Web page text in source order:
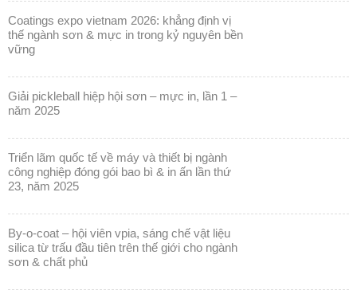
coatings expo vietnam 2026: khẳng định vị
thế ngành sơn & mực in trong kỷ nguyên bền
vững
giải pickleball hiệp hội sơn – mực in, lần 1 –
năm 2025
triển lãm quốc tế về máy và thiết bị ngành
công nghiệp đóng gói bao bì & in ấn lần thứ
23, năm 2025
by-o-coat – hội viên vpia, sáng chế vật liệu
silica từ trấu đầu tiên trên thế giới cho ngành
sơn & chất phủ